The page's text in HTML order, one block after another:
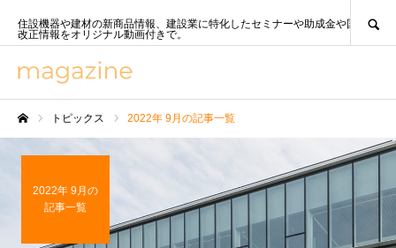
住設機器や建材の新商品情報、建設業に特化したセミナーや助成金や国策、法
改正情報をオリジナル動画付きで。
トピックス 2022年 9月の記事一覧
2022年 9月の
記事一覧